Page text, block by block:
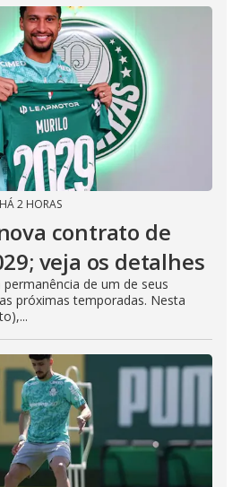
HÁ 2 HORAS
contrato de
veja os detalhes
de um de seus
próximas temporadas. Nesta